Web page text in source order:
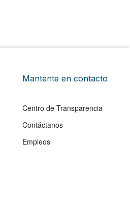
Mantente en contacto
Centro de Transparencia
Contáctanos
Empleos